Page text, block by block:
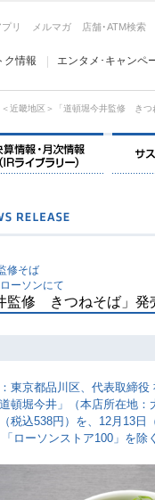
プリ メルマガ 店舗･ATM検索
ク情報 エンタメ･キャンペ
＜近畿地区＞「道頓堀今井監修 きつ
修そば
ーソンにて
監修 きつねそば」発
東京都品川区、代表取締
頓堀今井」（本店所在地
込538円）を、12月13日
ローソンストア100」を除